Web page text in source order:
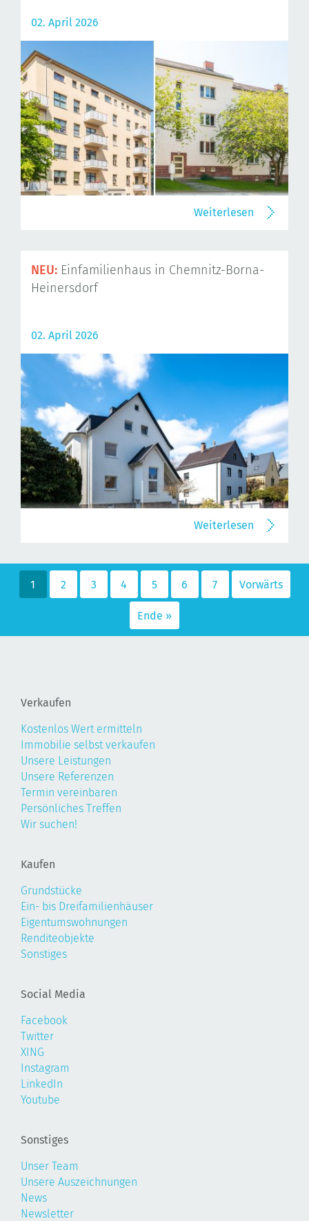
02. April 2026
Weiterlesen
NEU: Einfamilienhaus in Chemnitz-Borna-
Heinersdorf
02. April 2026
Weiterlesen
1 2 3 4 5 6 7 Vorwärts
Ende »
Verkaufen
Kostenlos Wert ermitteln
Immobilie selbst verkaufen
Unsere Leistungen
Unsere Referenzen
Termin vereinbaren
Persönliches Treffen
Wir suchen!
Kaufen
Grundstücke
Ein- bis Dreifamilienhäuser
Eigentumswohnungen
Renditeobjekte
Sonstiges
Social Media
Facebook
Twitter
XING
Instagram
LinkedIn
Youtube
Sonstiges
Unser Team
Unsere Auszeichnungen
News
Newsletter